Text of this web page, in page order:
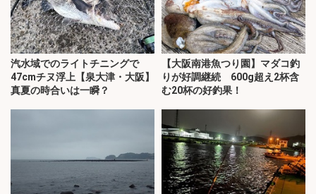
汽水域でのライトチニングで
47cmチヌ浮上【泉大津・大阪】
真夏の時合いは一瞬？
【大阪南港魚つり園】マダコ釣
りが好調継続 600g超え2杯含
む20杯の好釣果！